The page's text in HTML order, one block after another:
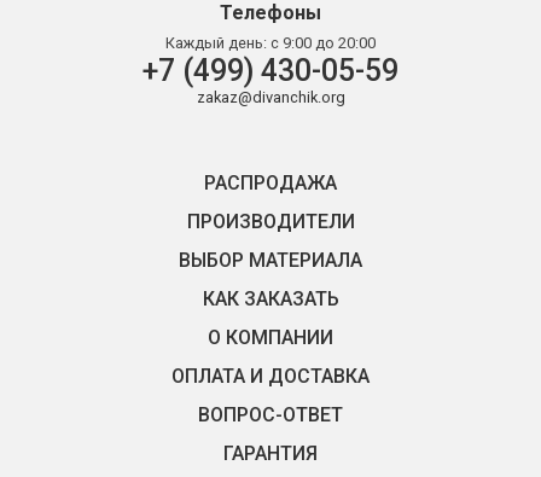
Телефоны
Каждый день: с 9:00 до 20:00
+7 (499) 430-05-59
zakaz@divanchik.org
РАСПРОДАЖА
ПРОИЗВОДИТЕЛИ
ВЫБОР МАТЕРИАЛА
КАК ЗАКАЗАТЬ
О КОМПАНИИ
ОПЛАТА И ДОСТАВКА
ВОПРОС-ОТВЕТ
ГАРАНТИЯ